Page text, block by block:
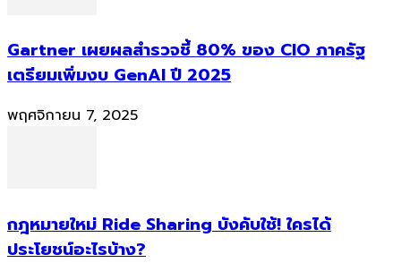
Gartner เผยผลสำรวจชี้ 80% ของ CIO ภาครัฐ
เตรียมเพิ่มงบ GenAI ปี 2025
พฤศจิกายน 7, 2025
กฎหมายใหม่ Ride Sharing บังคับใช้! ใครได้
ประโยชน์อะไรบ้าง?